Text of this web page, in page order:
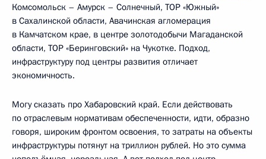
Комсомольск – Амурск – Солнечный, ТОР «Южный»
в Сахалинской области, Авачинская агломерация
в Камчатском крае, в центре золотодобычи Магаданской
области, ТОР «Беринговский» на Чукотке. Подход,
инфраструктуру под центры развития отличает
экономичность.
Могу сказать про Хабаровский край. Если действовать
по отраслевым нормативам обеспеченности, идти, образно
говоря, широким фронтом освоения, то затраты на объекты
инфраструктуры потянут на триллион рублей. Но это сумма